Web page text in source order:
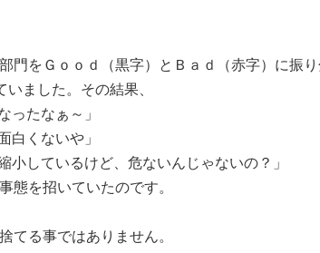
をＧｏｏｄ（黒字）とＢａｄ（赤字）に振
いました。その結果、
ったなぁ～」
白くないや」
しているけど、危ないんじゃないの？」
態を招いていたのです。
てる事ではありません。